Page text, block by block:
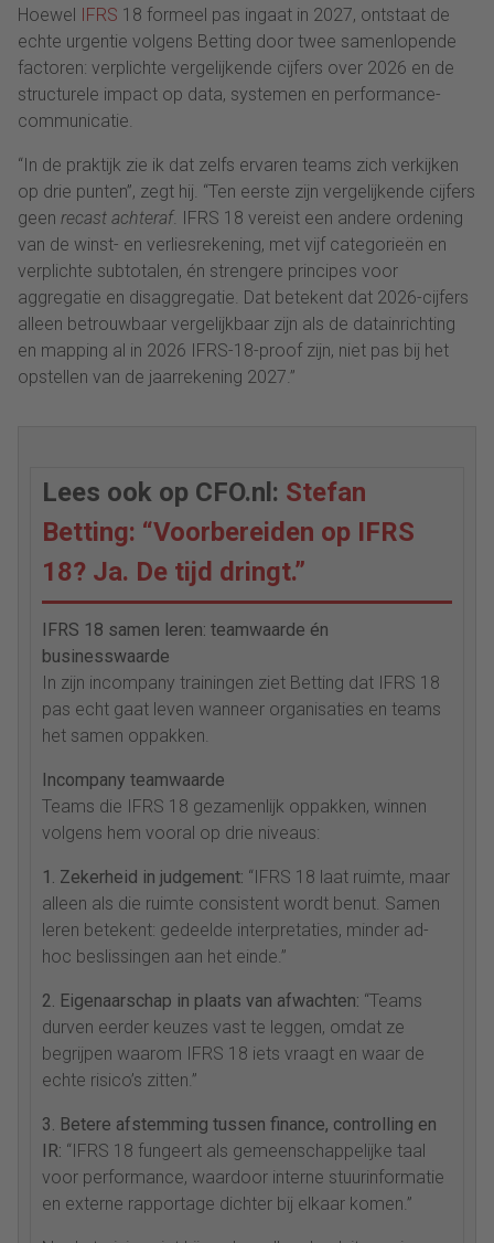
Hoewel IFRS 18 formeel pas ingaat in 2027, ontstaat de
echte urgentie volgens Betting door twee samenlopende
factoren: verplichte vergelijkende cijfers over 2026 en de
structurele impact op data, systemen en performance-
communicatie.
“In de praktijk zie ik dat zelfs ervaren teams zich verkijken
op drie punten”, zegt hij. “Ten eerste zijn vergelijkende cijfers
geen recast achteraf. IFRS 18 vereist een andere ordening
van de winst- en verliesrekening, met vijf categorieën en
verplichte subtotalen, én strengere principes voor
aggregatie en disaggregatie. Dat betekent dat 2026-cijfers
alleen betrouwbaar vergelijkbaar zijn als de datainrichting
en mapping al in 2026 IFRS-18-proof zijn, niet pas bij het
opstellen van de jaarrekening 2027.”
Lees ook op CFO.nl: Stefan
Betting: “Voorbereiden op IFRS
18? Ja. De tijd dringt.”
IFRS 18 samen leren: teamwaarde én
businesswaarde
In zijn incompany trainingen ziet Betting dat IFRS 18
pas echt gaat leven wanneer organisaties en teams
het samen oppakken.
Incompany teamwaarde
Teams die IFRS 18 gezamenlijk oppakken, winnen
volgens hem vooral op drie niveaus:
1. Zekerheid in judgement: “IFRS 18 laat ruimte, maar
alleen als die ruimte consistent wordt benut. Samen
leren betekent: gedeelde interpretaties, minder ad-
hoc beslissingen aan het einde.”
2. Eigenaarschap in plaats van afwachten: “Teams
durven eerder keuzes vast te leggen, omdat ze
begrijpen waarom IFRS 18 iets vraagt en waar de
echte risico’s zitten.”
3. Betere afstemming tussen finance, controlling en
IR: “IFRS 18 fungeert als gemeenschappelijke taal
voor performance, waardoor interne stuurinformatie
en externe rapportage dichter bij elkaar komen.”